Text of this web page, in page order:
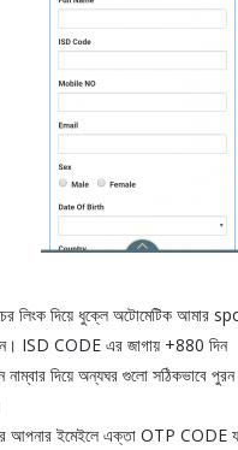
লিংক দিয়ে ধুক্লে অটোমেটিক
ISD CODE এর জাগায় +880 দিন
দিয়ে অন্যঘর গুলো সঠিকভাবে পুরন
আপনার ইমেইলে এক্তা OTP CODE